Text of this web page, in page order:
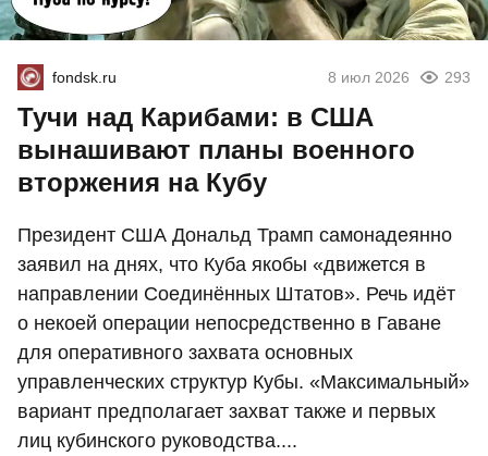
fondsk.ru 8 июл 2026 293
Тучи над Карибами: в США
вынашивают планы военного
вторжения на Кубу
Президент США Дональд Трамп самонадеянно
заявил на днях, что Куба якобы «движется в
направлении Соединённых Штатов». Речь идёт
о некоей операции непосредственно в Гаване
для оперативного захвата основных
управленческих структур Кубы. «Максимальный»
вариант предполагает захват также и первых
лиц кубинского руководства....